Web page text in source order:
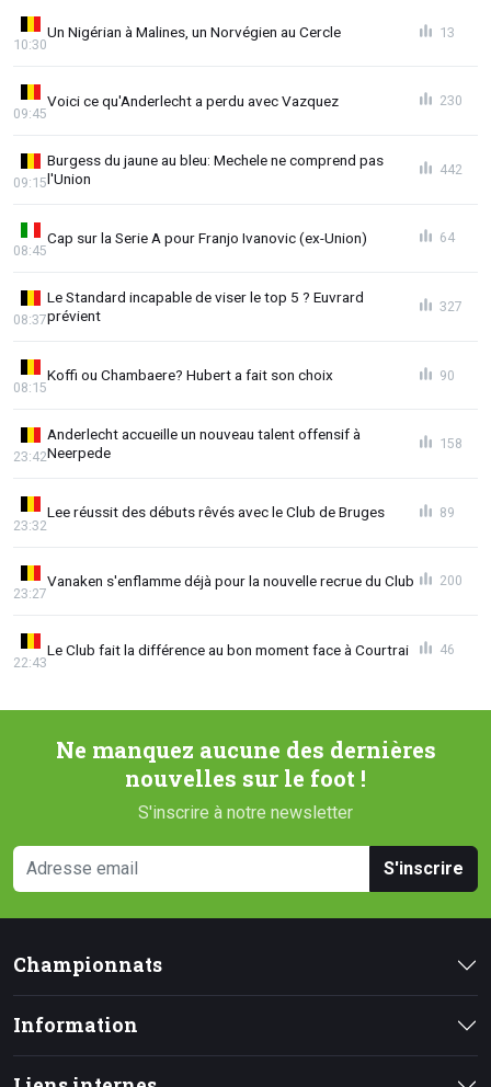
Un Nigérian à Malines, un Norvégien au Cercle
10:30
13
Voici ce qu'Anderlecht a perdu avec Vazquez
09:45
230
Burgess du jaune au bleu: Mechele ne comprend pas
l'Union
09:15
442
Cap sur la Serie A pour Franjo Ivanovic (ex-Union)
08:45
64
Le Standard incapable de viser le top 5 ? Euvrard
prévient
08:37
327
Koffi ou Chambaere? Hubert a fait son choix
08:15
90
Anderlecht accueille un nouveau talent offensif à
Neerpede
23:42
158
Lee réussit des débuts rêvés avec le Club de Bruges
23:32
89
Vanaken s'enflamme déjà pour la nouvelle recrue du Club
23:27
200
Le Club fait la différence au bon moment face à Courtrai
22:43
46
Ne manquez aucune des dernières
nouvelles sur le foot !
S'inscrire à notre newsletter
S'inscrire
Championnats
Information